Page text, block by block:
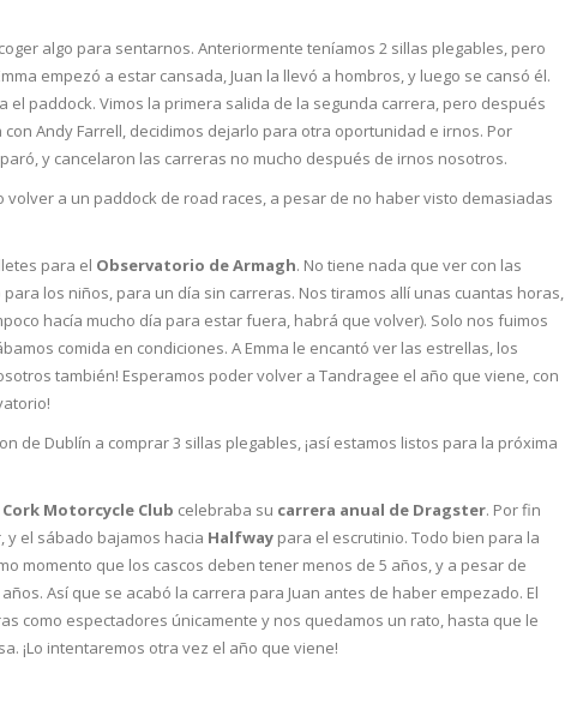
algo para sentarnos. Anteriormente teníamos 2 sillas plegables, pero
empezó a estar cansada, Juan la llevó a hombros, y luego se cansó él.
el paddock. Vimos la primera salida de la segunda carrera, pero después
Andy Farrell, decidimos dejarlo para otra oportunidad e irnos. Por
y cancelaron las carreras no mucho después de irnos nosotros.
a un paddock de road races, a pesar de no haber visto demasiadas
para el Observatorio de Armagh. No tiene nada que ver con las
los niños, para un día sin carreras. Nos tiramos allí unas cuantas horas,
hacía mucho día para estar fuera, habrá que volver). Solo nos fuimos
comida en condiciones. A Emma le encantó ver las estrellas, los
también! Esperamos poder volver a Tandragee el año que viene, con
de Dublín a comprar 3 sillas plegables, ¡así estamos listos para la próxima
Motorcycle Club celebraba su carrera anual de Dragster. Por fin
y el sábado bajamos hacia Halfway para el escrutinio. Todo bien para la
momento que los cascos deben tener menos de 5 años, y a pesar de
Así que se acabó la carrera para Juan antes de haber empezado. El
como espectadores únicamente y nos quedamos un rato, hasta que le
¡Lo intentaremos otra vez el año que viene!